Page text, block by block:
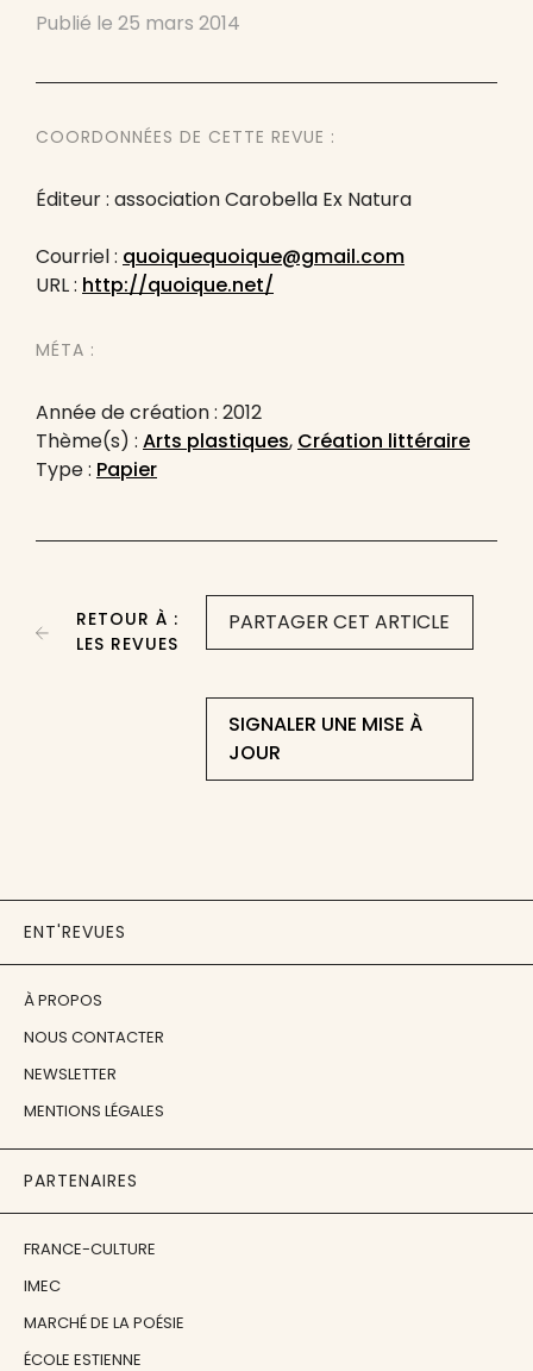
Publié le 25 mars 2014
COORDONNÉES DE CETTE REVUE :
Éditeur : association Carobella Ex Natura
Courriel : quoiquequoique@gmail.com
URL : http://quoique.net/
MÉTA :
Année de création : 2012
Thème(s) : Arts plastiques, Création littéraire
Type : Papier
PARTAGER CET ARTICLE
SIGNALER UNE MISE À
JOUR
RETOUR À :
LES REVUES
ENT'REVUES
À PROPOS
NOUS CONTACTER
NEWSLETTER
MENTIONS LÉGALES
PARTENAIRES
FRANCE-CULTURE
IMEC
MARCHÉ DE LA POÉSIE
ÉCOLE ESTIENNE